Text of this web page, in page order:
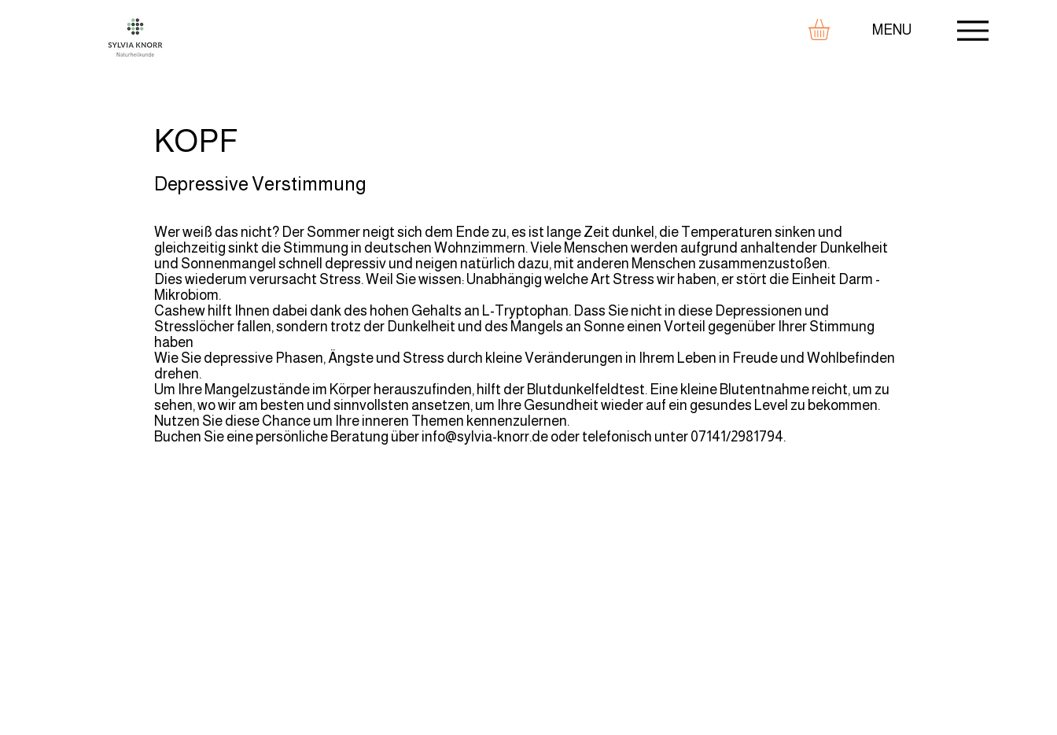
MENU
KOPF
Depressive Verstimmung
Wer weiß das nicht? Der Sommer neigt sich dem Ende zu, es ist lange Zeit dunkel, die Temperaturen sinken und
gleichzeitig sinkt die Stimmung in deutschen Wohnzimmern. Viele Menschen werden aufgrund anhaltender Dunkelheit
und Sonnenmangel schnell depressiv und neigen natürlich dazu, mit anderen Menschen zusammenzustoßen.
Dies wiederum verursacht Stress. Weil Sie wissen: Unabhängig welche Art Stress wir haben, er stört die Einheit Darm -
Mikrobiom.
Cashew hilft Ihnen dabei dank des hohen Gehalts an L-Tryptophan. Dass Sie nicht in diese Depressionen und
Stresslöcher fallen, sondern trotz der Dunkelheit und des Mangels an Sonne einen Vorteil gegenüber Ihrer Stimmung
haben
Wie Sie depressive Phasen, Ängste und Stress durch kleine Veränderungen in Ihrem Leben in Freude und Wohlbefinden
drehen.
Um Ihre Mangelzustände im Körper herauszufinden, hilft der Blutdunkelfeldtest. Eine kleine Blutentnahme reicht, um zu
sehen, wo wir am besten und sinnvollsten ansetzen, um Ihre Gesundheit wieder auf ein gesundes Level zu bekommen.
Nutzen Sie diese Chance um Ihre inneren Themen kennenzulernen.
Buchen Sie eine persönliche Beratung über info@sylvia-knorr.de oder telefonisch unter 07141/2981794.